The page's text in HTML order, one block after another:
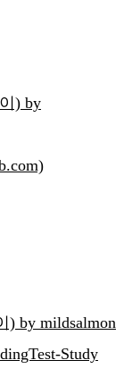
) by
) by mildsalmon
Study